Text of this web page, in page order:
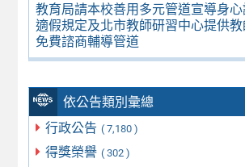
教育局請本校善用多元管道宣導身心
適假規定及北市教師研習中心提供
免費諮商輔導管道
依公告類別彙總
行政公告 ( 7,180 )
得獎榮譽 ( 302 )